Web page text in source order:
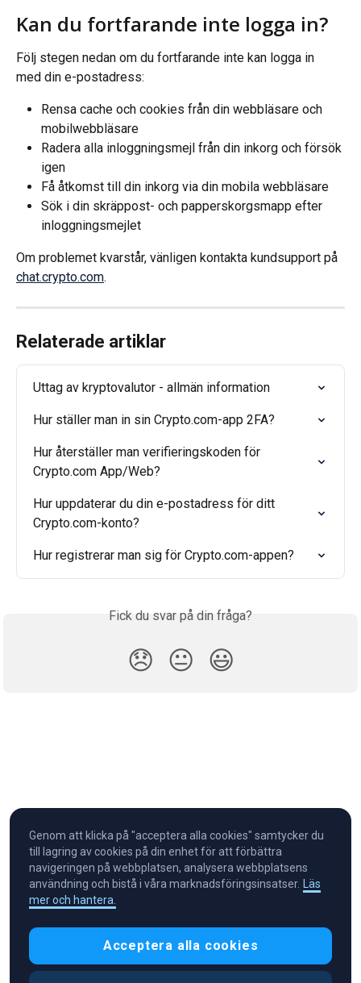
Kan du fortfarande inte logga in?
Följ stegen nedan om du fortfarande inte kan logga in
med din e-postadress:
Rensa cache och cookies från din webbläsare och
mobilwebbläsare
Radera alla inloggningsmejl från din inkorg och försök
igen
Få åtkomst till din inkorg via din mobila webbläsare
Sök i din skräppost- och papperskorgsmapp efter
inloggningsmejlet
Om problemet kvarstår, vänligen kontakta kundsupport på
chat.crypto.com.
Relaterade artiklar
Uttag av kryptovalutor - allmän information
Hur ställer man in sin Crypto.com-app 2FA?
Hur återställer man verifieringskoden för
Crypto.com App/Web?
Hur uppdaterar du din e-postadress för ditt
Crypto.com-konto?
Hur registrerar man sig för Crypto.com-appen?
Fick du svar på din fråga?
😞 😐 😃
Cryptocurrency in Every Wallet™
Genom att klicka på "acceptera alla cookies" samtycker du
till lagring av cookies på din enhet för att förbättra
navigeringen på webbplatsen, analysera webbplatsens
användning och bistå i våra marknadsföringsinsatser. Läs
mer och hantera.
Acceptera alla cookies